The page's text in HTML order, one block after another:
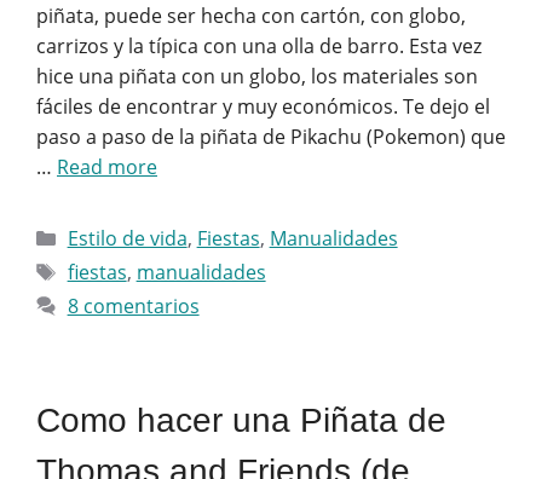
piñata, puede ser hecha con cartón, con globo,
carrizos y la típica con una olla de barro. Esta vez
hice una piñata con un globo, los materiales son
fáciles de encontrar y muy económicos. Te dejo el
paso a paso de la piñata de Pikachu (Pokemon) que
… Read more
Categorías
Estilo de vida, Fiestas, Manualidades
Etiquetas
fiestas, manualidades
8 comentarios
Como hacer una Piñata de
Thomas and Friends (de